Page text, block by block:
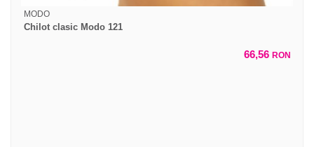
MODO
Chilot clasic Modo 121
66,56 RON